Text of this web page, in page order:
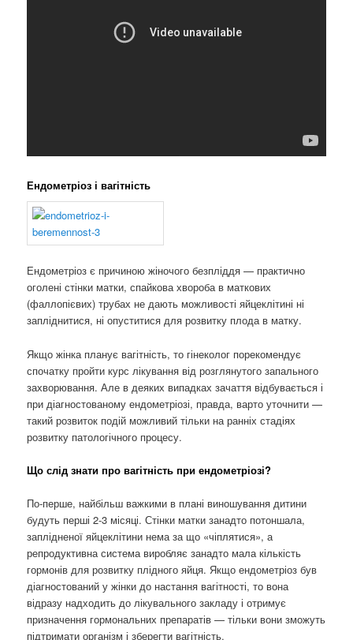
Ендометріоз і вагітність
Ендометріоз є причиною жіночого безпліддя — практично
оголені стінки матки, спайкова хвороба в маткових
(фаллопієвих) трубах не дають можливості яйцеклітині ні
запліднитися, ні опуститися для розвитку плода в матку.
Якщо жінка планує вагітність, то гінеколог порекомендує
спочатку пройти курс лікування від розглянутого запального
захворювання. Але в деяких випадках зачаття відбувається і
при діагностованому ендометріозі, правда, варто уточнити —
такий розвиток подій можливий тільки на ранніх стадіях
розвитку патологічного процесу.
Що слід знати про вагітність при ендометріозі?
По-перше, найбільш важкими в плані виношування дитини
будуть перші 2-3 місяці. Стінки матки занадто потоншала,
заплідненої яйцеклітини нема за що «чіплятися», а
репродуктивна система виробляє занадто мала кількість
гормонів для розвитку плідного яйця. Якщо ендометріоз був
діагностований у жінки до настання вагітності, то вона
відразу надходить до лікувального закладу і отримує
призначення гормональних препаратів — тільки вони зможуть
підтримати організм і зберегти вагітність.